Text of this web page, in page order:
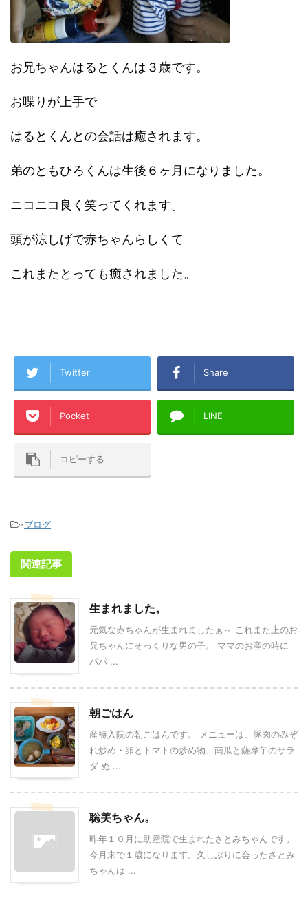
お兄ちゃんはるとくんは３歳です。
お喋りが上手で
はるとくんとの会話は癒されます。
弟のともひろくんは生後６ヶ月になりました。
ニコニコ良く笑ってくれます。
頭が涼しげで赤ちゃんらしくて
これまたとっても癒されました。
Twitter Share
Pocket LINE
コピーする
-ブログ
関連記事
生まれました。
元気な赤ちゃんが生まれましたぁ～ これまた上のお
兄ちゃんにそっくりな男の子。 ママのお産の時に
パパ ...
朝ごはん
産褥入院の朝ごはんです。 メニューは、豚肉のみぞ
れ炒め・卵とトマトの炒め物、南瓜と薩摩芋のサラ
ダ ぬ ...
聡美ちゃん。
昨年１０月に助産院で生まれたさとみちゃんです。
今月末で１歳になります。久しぶりに会ったさとみ
ちゃんは ...